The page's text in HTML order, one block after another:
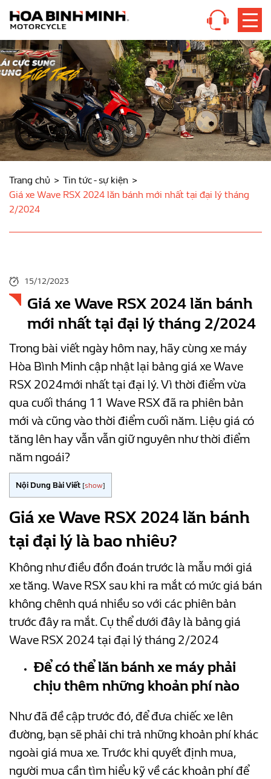
Trang chủ
Tin tức - sự kiện
Giá xe Wave RSX 2024 lăn bánh mới nhất tại đại lý tháng
2/2024
15/12/2023
Giá xe Wave RSX 2024 lăn bánh
mới nhất tại đại lý tháng 2/2024
Trong bài viết ngày hôm nay, hãy cùng xe máy
Hòa Bình Minh cập nhật lại bảng giá xe Wave
RSX 2024mới nhất tại đại lý. Vì thời điểm vừa
qua cuối tháng 11 Wave RSX đã ra phiên bản
mới và cũng vào thời điểm cuối năm. Liệu giá có
tăng lên hay vẫn vẫn giữ nguyên như thời điểm
năm ngoái?
Nội Dung Bài Viết [show]
Giá xe Wave RSX 2024 lăn bánh
tại đại lý là bao nhiêu?
Không như điều đồn đoán trước là mẫu mới giá
xe tăng. Wave RSX sau khi ra mắt có mức giá bán
không chênh quá nhiều so với các phiên bản
trước đây ra mắt. Cụ thể dưới đây là bảng giá
Wave RSX 2024 tại đại lý tháng 2/2024
Để có thể lăn bánh xe máy phải
chịu thêm những khoản phí nào
Như đã đề cập trước đó, để đưa chiếc xe lên
đường, bạn sẽ phải chi trả những khoản phí khác
ngoài giá mua xe. Trước khi quyết định mua,
người mua cần tìm hiểu kỹ về các khoản phí để